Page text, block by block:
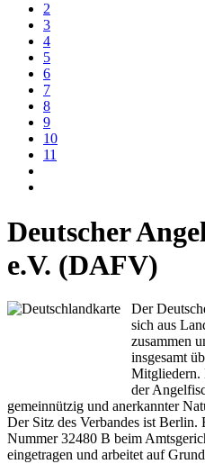
2
3
4
5
6
7
8
9
10
11
Deutscher
e.V. (DAFV)
Der
sich aus
zusammen
insgesamt
Mitgliedern.
der
gemeinnützig und anerkannter
Der Sitz des Verbandes ist Berlin.
Nummer 32480 B beim
eingetragen und arbeitet auf